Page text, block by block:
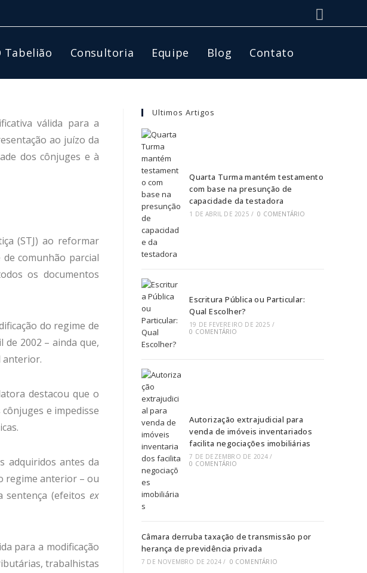
Tabelião Consultoria Equipe Blog Contato
válida para a
ao juízo da
dos cônjuges e à
(STJ) ao reformar
comunhão parcial
os documentos
do regime de
de 2002 – ainda que,
anterior.
destacou que o
e impedisse
adquiridos antes da
regime anterior – ou
sentença (efeitos ex
para a modificação
trabalhistas
Ultimos Artigos
Quarta Turma mantém testamento
com base na presunção de
capacidade da testadora
1 DE ABRIL DE 2025 / 0 COMENTÁRIO
Escritura Pública ou Particular:
Qual Escolher?
19 DE FEVEREIRO DE 2025 /
0 COMENTÁRIO
Autorização extrajudicial para
venda de imóveis inventariados
facilita negociações imobiliárias
7 DE DEZEMBRO DE 2024 /
0 COMENTÁRIO
Câmara derruba taxação de transmissão por
herança de previdência privada
7 DE NOVEMBRO DE 2024 / 0 COMENTÁRIO